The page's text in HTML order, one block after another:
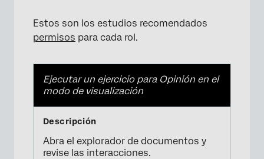
Estos son los estudios recomendados
permisos para cada rol.
Ejecutar un ejercicio para Opinión en el
modo de visualización
Abra el explorador de documentos y
revise las interacciones.